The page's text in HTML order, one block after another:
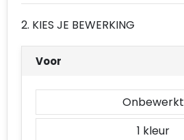
Duffeltassen
Waterbestendige tassen
2. KIES JE BEWERKING
Voor
Onbewerkt
1